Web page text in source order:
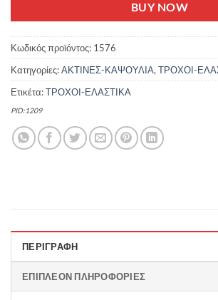
BUY NOW
Κωδικός προϊόντος: 1576
Κατηγορίες:ΑΚΤΙΝΕΣ-ΚΑΨΟΥΛΙΑ, ΤΡΟΧΟΙ-
Ετικέτα:ΤΡΟΧΟΙ-ΕΛΑΣΤΙΚΑ
PID:1209
ΠΕΡΙΓΡΑΦΉ
ΕΠΙΠΛΈΟΝ ΠΛΗΡΟΦΟΡΊΕΣ